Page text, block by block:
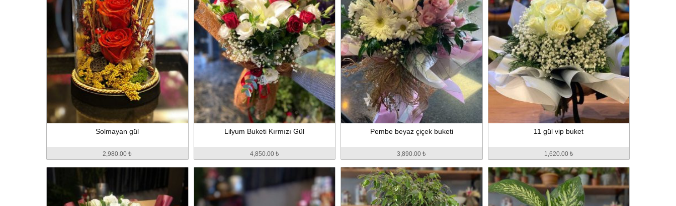
Solmayan gül
2,980.00 ₺
Lilyum Buketi Kırmızı Gül
4,850.00 ₺
Pembe beyaz çiçek buketi
3,890.00 ₺
11 gül vip buket
1,620.00 ₺